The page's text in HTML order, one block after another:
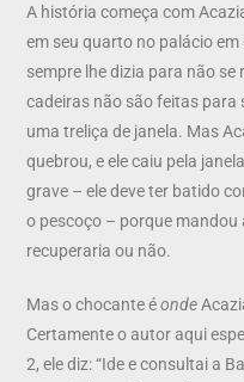
A história começa com
em seu quarto no palácio
sempre lhe dizia para não
cadeiras não são feitas para
uma treliça de janela. Mas
quebrou, e ele caiu pela
grave – ele deve ter batido
o pescoço – porque mandou
recuperaria ou não.
Mas o chocante éonde
Certamente o autor aqui
2, ele diz: “Ide e consultai a